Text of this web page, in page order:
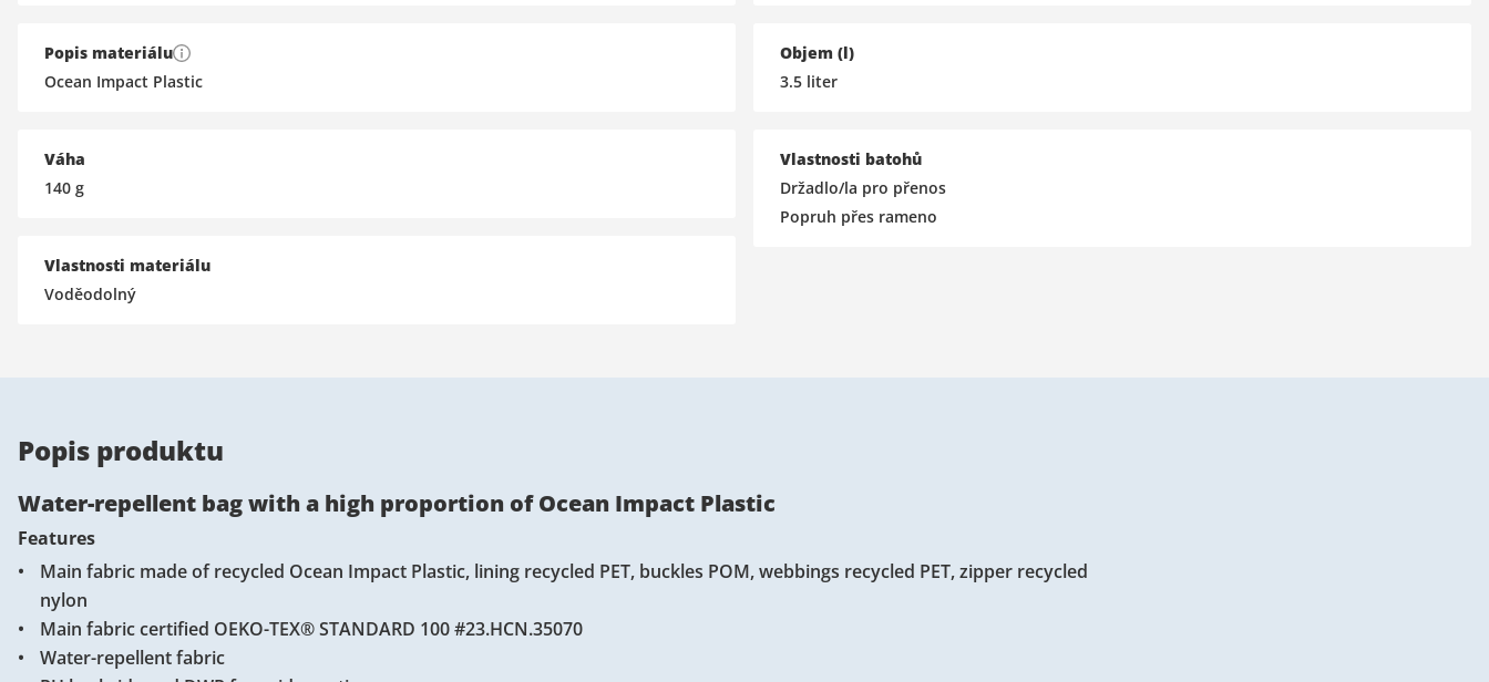
Popis materiálu
Ocean Impact Plastic
Váha
140 g
Vlastnosti materiálu
Voděodolný
Objem (l)
3.5 liter
Vlastnosti batohů
Držadlo/la pro přenos
Popruh přes rameno
Popis produktu
Water-repellent bag with a high proportion of Ocean Impact Plastic
Features
Main fabric made of recycled Ocean Impact Plastic, lining recycled PET, buckles POM, webbings recycled PET, zipper recycled
nylon
Main fabric certified OEKO-TEX® STANDARD 100 #23.HCN.35070
Water-repellent fabric